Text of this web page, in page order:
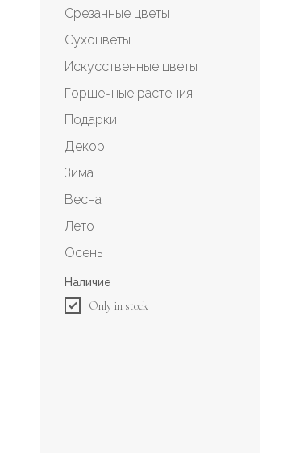
Срезанные цветы
Сухоцветы
Искусственные цветы
Горшечные растения
Подарки
Декор
Зима
Весна
Лето
Осень
Наличие
Only in stock